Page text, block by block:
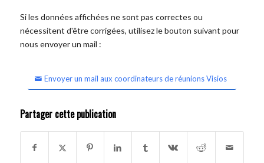
Si les données affichées ne sont pas correctes ou
nécessitent d'être corrigées, utilisez le bouton suivant pour
nous envoyer un mail :
Envoyer un mail aux coordinateurs de réunions Visios
Partager cette publication